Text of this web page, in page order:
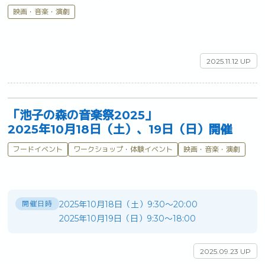
映画・音楽・演劇
2025.11.12 UP
「池子の森の音楽祭2025」
2025年10月18日（土）、19日（日）開催
フードイベント ワークショップ・体験イベント 映画・音楽・演劇
開催日時
2025年10月18日（土）9:30～20:00
2025年10月19日（日）9:30～18:00
2025.09.23 UP